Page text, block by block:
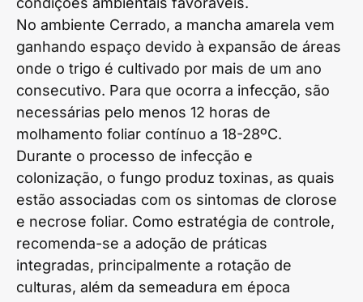
No ambiente Cerrado, a mancha amarela vem
ganhando espaço devido à expansão de áreas
onde o trigo é cultivado por mais de um ano
consecutivo. Para que ocorra a infecção, são
necessárias pelo menos 12 horas de
molhamento foliar contínuo a 18-28ºC.
Durante o processo de infecção e
colonização, o fungo produz toxinas, as quais
estão associadas com os sintomas de clorose
e necrose foliar. Como estratégia de controle,
recomenda-se a adoção de práticas
integradas, principalmente a rotação de
culturas, além da semeadura em época